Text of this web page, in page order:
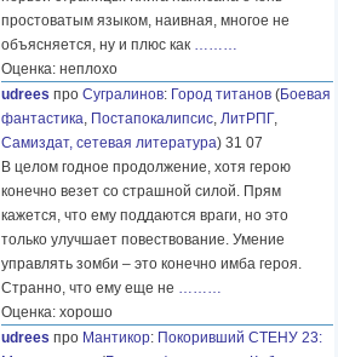
простоватым языком, наивная, многое не
объясняется, ну и плюс как ………
Оценка: неплохо
udrees про Сугралинов: Город титанов (Боевая
фантастика, Постапокалипсис, ЛитРПГ,
Самиздат, сетевая литература) 31 07
В целом годное продолжение, хотя герою
конечно везет со страшной силой. Прям
кажется, что ему поддаются враги, но это
только улучшает повествование. Умение
управлять зомби – это конечно имба героя.
Странно, что ему еще не ………
Оценка: хорошо
udrees про Мантикор: Покоривший СТЕНУ 23: